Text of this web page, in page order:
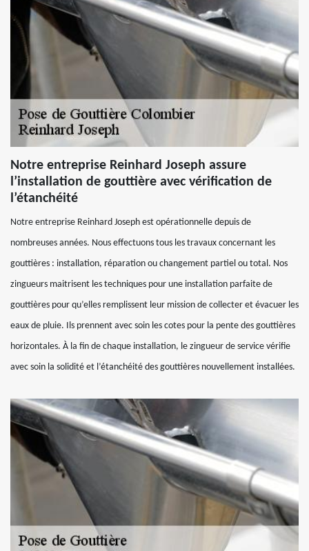
Notre entreprise Reinhard Joseph assure
l’installation de gouttière avec vérification de
l’étanchéité
Notre entreprise Reinhard Joseph est opérationnelle depuis de
nombreuses années. Nous effectuons tous les travaux concernant les
gouttières : installation, réparation ou changement partiel ou total. Nos
zingueurs maitrisent les techniques pour une installation parfaite de
gouttières pour qu’elles remplissent leur mission de collecter et évacuer les
eaux de pluie. Ils prennent avec soin les cotes pour la pente des gouttières
horizontales. À la fin de chaque installation, le zingueur de service vérifie
avec soin la solidité et l’étanchéité des gouttières nouvellement installées.